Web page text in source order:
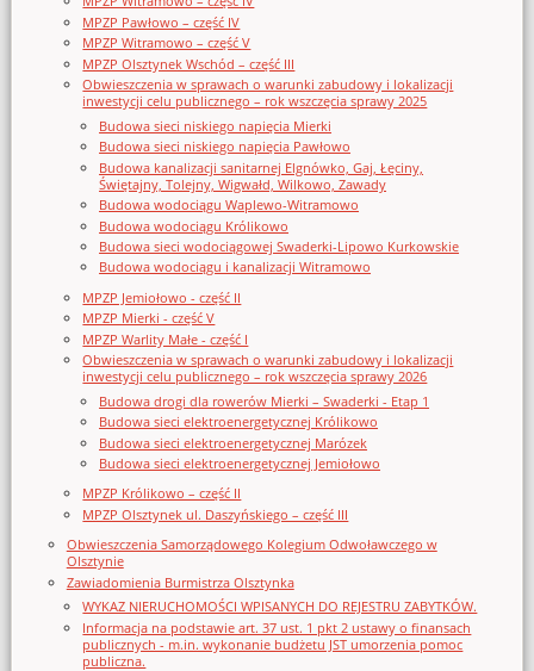
MPZP Pawłowo – część IV
MPZP Witramowo – część V
MPZP Olsztynek Wschód – część III
Obwieszczenia w sprawach o warunki zabudowy i lokalizacji
inwestycji celu publicznego – rok wszczęcia sprawy 2025
Budowa sieci niskiego napięcia Mierki
Budowa sieci niskiego napięcia Pawłowo
Budowa kanalizacji sanitarnej Elgnówko, Gaj, Łęciny,
Świętajny, Tolejny, Wigwałd, Wilkowo, Zawady
Budowa wodociągu Waplewo-Witramowo
Budowa wodociągu Królikowo
Budowa sieci wodociągowej Swaderki-Lipowo Kurkowskie
Budowa wodociągu i kanalizacji Witramowo
MPZP Jemiołowo - część II
MPZP Mierki - część V
MPZP Warlity Małe - część I
Obwieszczenia w sprawach o warunki zabudowy i lokalizacji
inwestycji celu publicznego – rok wszczęcia sprawy 2026
Budowa drogi dla rowerów Mierki – Swaderki - Etap 1
Budowa sieci elektroenergetycznej Królikowo
Budowa sieci elektroenergetycznej Marózek
Budowa sieci elektroenergetycznej Jemiołowo
MPZP Królikowo – część II
MPZP Olsztynek ul. Daszyńskiego – część III
Obwieszczenia Samorządowego Kolegium Odwoławczego w
Olsztynie
Zawiadomienia Burmistrza Olsztynka
WYKAZ NIERUCHOMOŚCI WPISANYCH DO REJESTRU ZABYTKÓW.
Informacja na podstawie art. 37 ust. 1 pkt 2 ustawy o finansach
publicznych - m.in. wykonanie budżetu JST umorzenia pomoc
publiczna.